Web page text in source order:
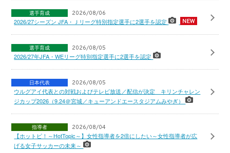
選手育成 2026/08/06
2026/27シーズン JFA・Ｊリーグ特別指定選手に2選手を認定
選手育成 2026/08/05
2026/27年JFA・WEリーグ特別指定選手に2選手を認定
日本代表 2026/08/05
ウルグアイ代表との対戦およびテレビ放送／配信が決定 キリンチャレン
ジカップ2026（9.24＠宮城／キューアンドエースタジアムみやぎ）
指導者 2026/08/04
【ホットピ！～HotTopic～】女性指導者を2倍にしたい～女性指導者が広
げる女子サッカーの未来～